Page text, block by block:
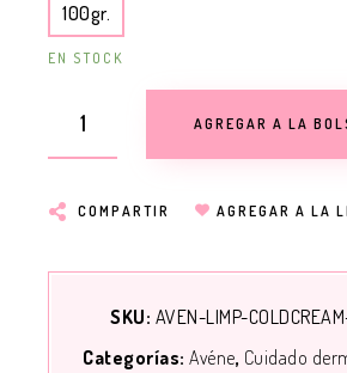
100gr.
EN STOCK
AGREGAR A LA
COMPARTIR AGREGAR A LA
SKU: AVEN-LIMP-
Categorías:Avéne Cuidado